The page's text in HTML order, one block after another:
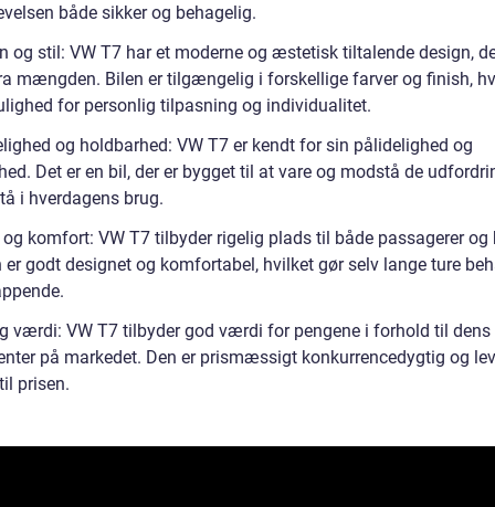
både sikker og behagelig.
og stil: VW T7 har et moderne og æstetisk tiltalende design,
mængden. Bilen er tilgængelig i forskellige farver og finish,
for personlig tilpasning og individualitet.
og holdbarhed: VW T7 er kendt for sin pålidelighed og
Det er en bil, der er bygget til at vare og modstå de
i hverdagens brug.
komfort: VW T7 tilbyder rigelig plads til både passagerer og
er godt designet og komfortabel, hvilket gør selv lange ture
værdi: VW T7 tilbyder god værdi for pengene i forhold til dens
på markedet. Den er prismæssigt konkurrencedygtig og
prisen.